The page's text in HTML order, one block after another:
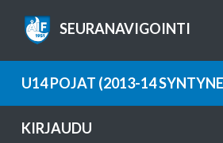
SEURANAVIGOINTI
U14 POJAT (2013-14
KIRJAUDU